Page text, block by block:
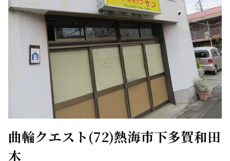
曲輪クエスト(72)熱海市下多賀和田
木